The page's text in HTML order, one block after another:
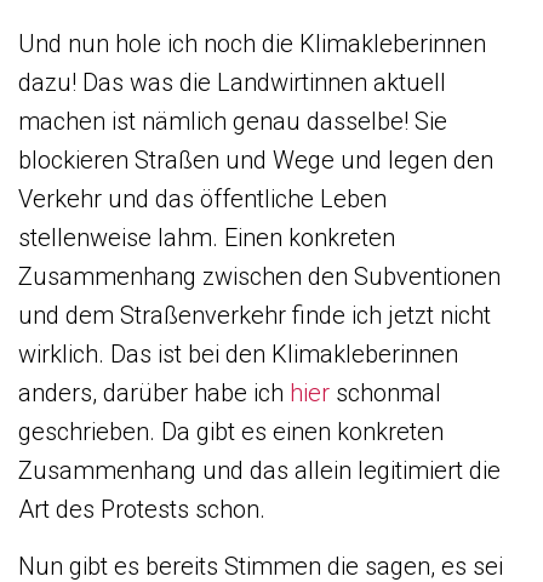
Und nun hole ich noch die Klimakleberinnen
dazu! Das was die Landwirtinnen aktuell
machen ist nämlich genau dasselbe! Sie
blockieren Straßen und Wege und legen den
Verkehr und das öffentliche Leben
stellenweise lahm. Einen konkreten
Zusammenhang zwischen den Subventionen
und dem Straßenverkehr finde ich jetzt nicht
wirklich. Das ist bei den Klimakleberinnen
anders, darüber habe ich hier schonmal
geschrieben. Da gibt es einen konkreten
Zusammenhang und das allein legitimiert die
Art des Protests schon.
Nun gibt es bereits Stimmen die sagen, es sei